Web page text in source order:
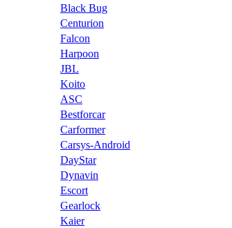
Black Bug
Centurion
Falcon
Harpoon
JBL
Koito
ASC
Bestforcar
Carformer
Carsys-Android
DayStar
Dynavin
Escort
Gearlock
Kaier